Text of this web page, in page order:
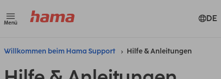
Menü DE
Willkommen beim Hama Support Hilfe & Anleitungen